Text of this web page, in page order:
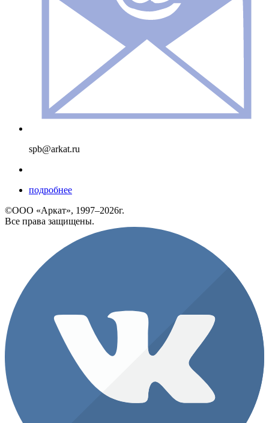
spb@arkat.ru
подробнее
©ООО «Аркат», 1997–2026г.
Все права защищены.